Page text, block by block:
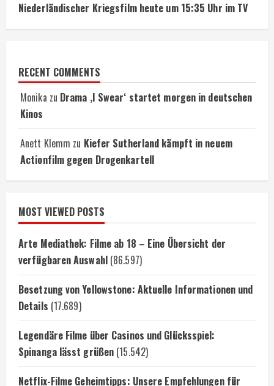
Niederländischer Kriegsfilm heute um 15:35 Uhr im TV
RECENT COMMENTS
Monika zu Drama ‚I Swear‘ startet morgen in deutschen
Kinos
Anett Klemm zu Kiefer Sutherland kämpft in neuem
Actionfilm gegen Drogenkartell
MOST VIEWED POSTS
Arte Mediathek: Filme ab 18 – Eine Übersicht der
verfügbaren Auswahl (86.597)
Besetzung von Yellowstone: Aktuelle Informationen und
Details (17.689)
Legendäre Filme über Casinos und Glücksspiel:
Spinanga lässt grüßen (15.542)
Netflix-Filme Geheimtipps: Unsere Empfehlungen für